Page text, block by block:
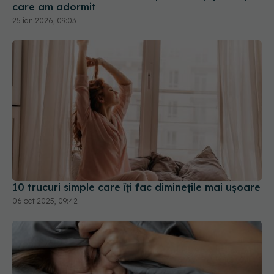
care am adormit
25 ian 2026, 09:03
10 trucuri simple care îți fac diminețile mai ușoare
06 oct 2025, 09:42